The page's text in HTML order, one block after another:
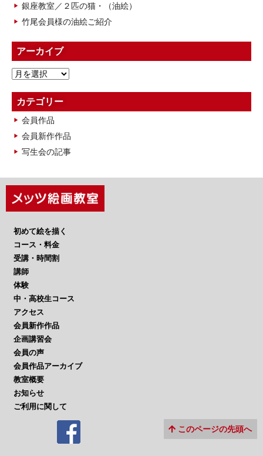
銀座教室／２匹の猫・（油絵）
竹尾会員様の油絵ご紹介
アーカイブ
ア
カ
イ
ブ
カテゴリー
会員作品
会員新作作品
写生会の記事
初めて絵を描く
コース・料金
受講・時間割
講師
体験
中・高校生コース
アクセス
会員新作作品
企画講習会
会員の声
会員作品アーカイブ
教室概要
お知らせ
ご利用に関して
このページの先頭へ